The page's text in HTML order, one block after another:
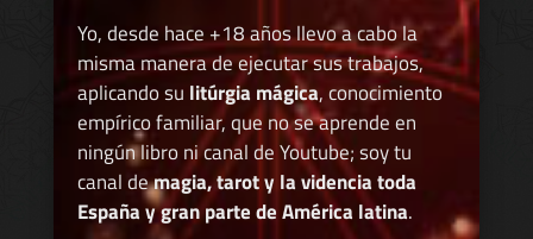
Yo, desde hace +18 años llevo a cabo la
misma manera de ejecutar sus trabajos,
aplicando su litúrgia mágica, conocimiento
empírico familiar, que no se aprende en
ningún libro ni canal de Youtube; soy tu
canal demagia, tarot y la videncia toda
España y gran parte de América latina.